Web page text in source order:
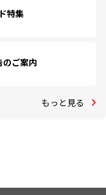
特集
のご案内
もっと見る